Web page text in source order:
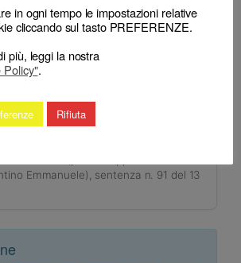
Forense (pres. Stoppani Isabella
Emmanuele), sentenza n. 91 del 13
nel Registro dei
non abilitati, degli
Emmanuele), sentenza n. 91 del 13
in ogni tempo le impostazioni relative
cliccando sul tasto PREFERENZE.
più, leggi la nostra
Policy".
Rifiuta